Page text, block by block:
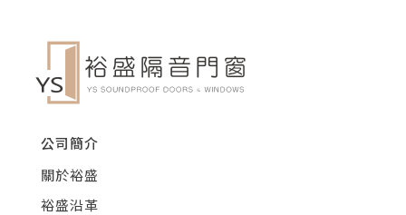
公司簡介
關於裕盛
裕盛沿革